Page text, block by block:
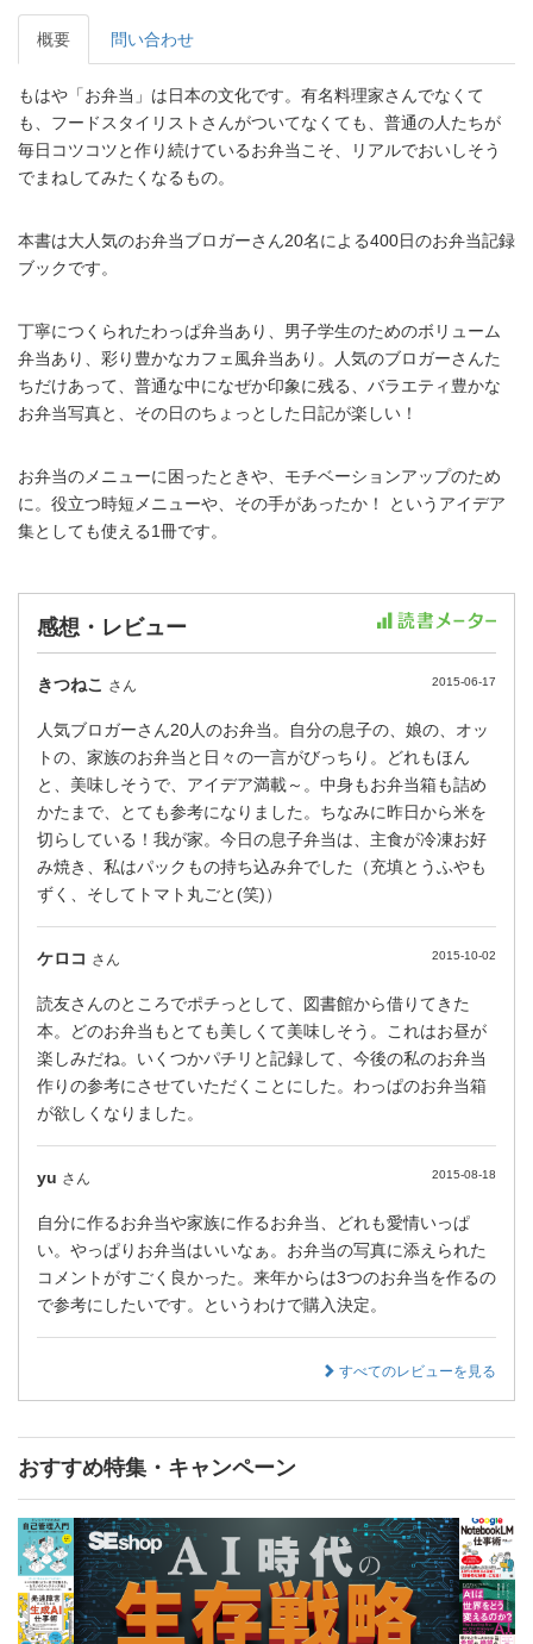
概要 問い合わせ
もはや「お弁当」は日本の文化です。有名料理家さんでなくて
も、フードスタイリストさんがついてなくても、普通の人たちが
毎日コツコツと作り続けているお弁当こそ、リアルでおいしそう
でまねしてみたくなるもの。
本書は大人気のお弁当ブロガーさん20名による400日のお弁当記録
ブックです。
丁寧につくられたわっぱ弁当あり、男子学生のためのボリューム
弁当あり、彩り豊かなカフェ風弁当あり。人気のブロガーさんた
ちだけあって、普通な中になぜか印象に残る、バラエティ豊かな
お弁当写真と、その日のちょっとした日記が楽しい！
お弁当のメニューに困ったときや、モチベーションアップのため
に。役立つ時短メニューや、その手があったか！ というアイデア
集としても使える1冊です。
感想・レビュー
きつねこ さん 2015-06-17
人気ブロガーさん20人のお弁当。自分の息子の、娘の、オッ
トの、家族のお弁当と日々の一言がびっちり。どれもほん
と、美味しそうで、アイデア満載～。中身もお弁当箱も詰め
かたまで、とても参考になりました。ちなみに昨日から米を
切らしている！我が家。今日の息子弁当は、主食が冷凍お好
み焼き、私はパックもの持ち込み弁でした（充填とうふやも
ずく、そしてトマト丸ごと(笑)）
ケロコ さん 2015-10-02
読友さんのところでポチっとして、図書館から借りてきた
本。どのお弁当もとても美しくて美味しそう。これはお昼が
楽しみだね。いくつかパチリと記録して、今後の私のお弁当
作りの参考にさせていただくことにした。わっぱのお弁当箱
が欲しくなりました。
yu さん 2015-08-18
自分に作るお弁当や家族に作るお弁当、どれも愛情いっぱ
い。やっぱりお弁当はいいなぁ。お弁当の写真に添えられた
コメントがすごく良かった。来年からは3つのお弁当を作るの
で参考にしたいです。というわけで購入決定。
すべてのレビューを見る
おすすめ特集・キャンペーン